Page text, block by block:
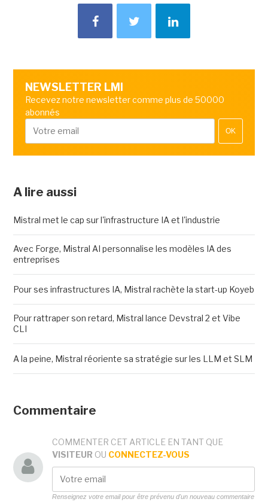
NEWSLETTER LMI
Recevez notre newsletter comme plus de 50000
abonnés
OK
A lire aussi
Mistral met le cap sur l'infrastructure IA et l'industrie
Avec Forge, Mistral AI personnalise les modèles IA des
entreprises
Pour ses infrastructures IA, Mistral rachète la start-up Koyeb
Pour rattraper son retard, Mistral lance Devstral 2 et Vibe
CLI
A la peine, Mistral réoriente sa stratégie sur les LLM et SLM
Commentaire
COMMENTER CET ARTICLE EN TANT QUE
VISITEUR OU CONNECTEZ-VOUS
Renseignez votre email pour être prévenu d'un nouveau commentaire